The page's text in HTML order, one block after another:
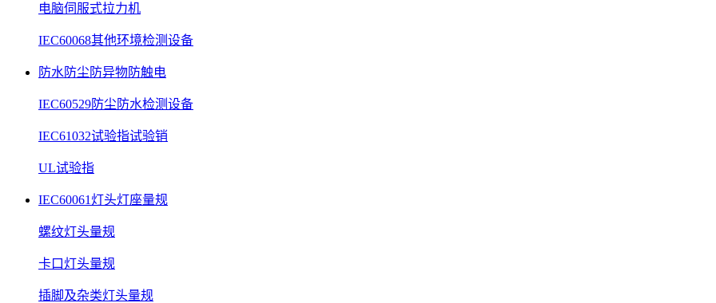
电脑伺服式拉力机
IEC60068其他环境检测设备
防水防尘防异物防触电
IEC60529防尘防水检测设备
IEC61032试验指试验销
UL试验指
IEC60061灯头灯座量规
螺纹灯头量规
卡口灯头量规
插脚及杂类灯头量规